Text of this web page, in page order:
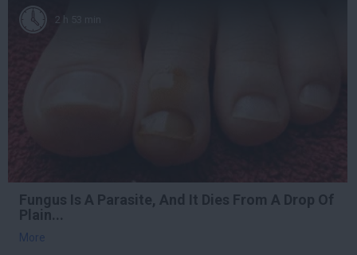
2 h 53 min
Fungus Is A Parasite, And It Dies From A Drop Of
Plain...
More